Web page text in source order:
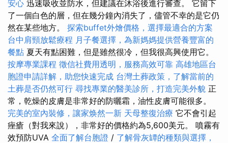
安心 迅速吸收並防水，但建議在沐浴後進行審查。 它留下
了一個白色的層，但在幾分鐘內消失了，儘管不幸的是它仍
然在某些地方。 探索buffet外燴價格，選擇最適合的方案
台中肩頸放鬆療程 月子餐選擇，為新媽媽提供營養豐富的
餐點 夏天有點困難，但是雖然很冷，但我很高興使用它。
按摩專業課程 徵信社費用透明，服務高效可靠 高雄地區台
胞證申請詳解，助您快速完成 台灣土葬政策，了解當前的
土葬是否仍然可行 尋找專業的醫美診所，打造完美外貌 正
常，乾燥的皮膚是非常好的防曬霜，油性皮膚可能很多。
完美的室內裝修，讓家焕然一新 天母整復治療 它不會引起
痤瘡（對我來說），非常好的價格約為5,600美元。 噴霧有
效預防UVA 全面了解台胞證 / 了解骨灰罈的種類與選擇，